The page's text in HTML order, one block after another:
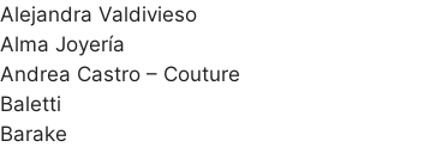
Alejandra Valdivieso
Alma Joyería
Andrea Castro – Couture
Baletti
Barake